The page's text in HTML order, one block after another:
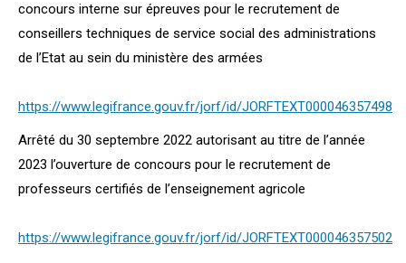
concours interne sur épreuves pour le recrutement de
conseillers techniques de service social des administrations
de l’Etat au sein du ministère des armées
https://www.legifrance.gouv.fr/jorf/id/JORFTEXT000046357498
Arrêté du 30 septembre 2022 autorisant au titre de l’année
2023 l’ouverture de concours pour le recrutement de
professeurs certifiés de l’enseignement agricole
https://www.legifrance.gouv.fr/jorf/id/JORFTEXT000046357502